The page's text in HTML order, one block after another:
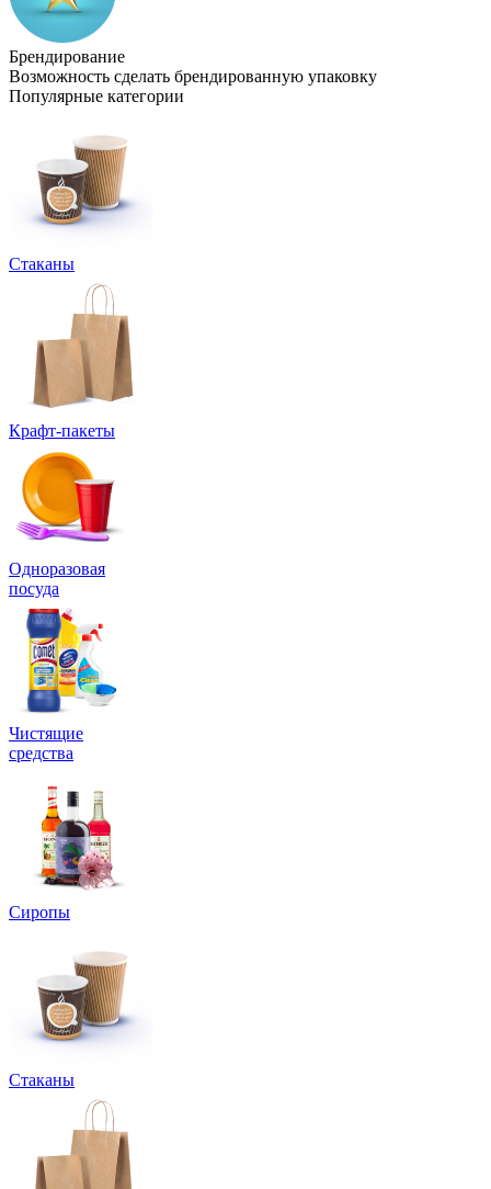
Брендирование
Возможность сделать брендированную упаковку
Популярные категории
Стаканы
Крафт-пакеты
Одноразовая
посуда
Чистящие
средства
Сиропы
Стаканы